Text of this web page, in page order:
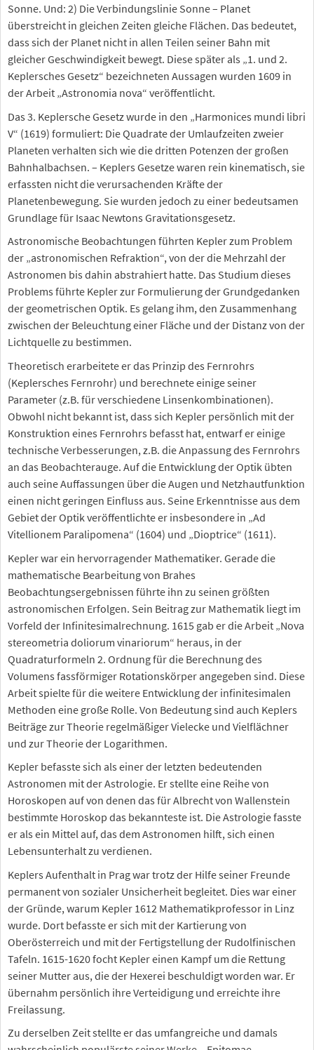
Sonne. Und: 2) Die Verbindungslinie Sonne – Planet
überstreicht in gleichen Zeiten gleiche Flächen. Das bedeutet,
dass sich der Planet nicht in allen Teilen seiner Bahn mit
gleicher Geschwindigkeit bewegt. Diese später als „1. und 2.
Keplersches Gesetz“ bezeichneten Aussagen wurden 1609 in
der Arbeit „Astronomia nova“ veröffentlicht.
Das 3. Keplersche Gesetz wurde in den „Harmonices mundi libri
V“ (1619) formuliert: Die Quadrate der Umlaufzeiten zweier
Planeten verhalten sich wie die dritten Potenzen der großen
Bahnhalbachsen. – Keplers Gesetze waren rein kinematisch, sie
erfassten nicht die verursachenden Kräfte der
Planetenbewegung. Sie wurden jedoch zu einer bedeutsamen
Grundlage für Isaac Newtons Gravitationsgesetz.
Astronomische Beobachtungen führten Kepler zum Problem
der „astronomischen Refraktion“, von der die Mehrzahl der
Astronomen bis dahin abstrahiert hatte. Das Studium dieses
Problems führte Kepler zur Formulierung der Grundgedanken
der geometrischen Optik. Es gelang ihm, den Zusammenhang
zwischen der Beleuchtung einer Fläche und der Distanz von der
Lichtquelle zu bestimmen.
Theoretisch erarbeitete er das Prinzip des Fernrohrs
(Keplersches Fernrohr) und berechnete einige seiner
Parameter (z.B. für verschiedene Linsenkombinationen).
Obwohl nicht bekannt ist, dass sich Kepler persönlich mit der
Konstruktion eines Fernrohrs befasst hat, entwarf er einige
technische Verbesserungen, z.B. die Anpassung des Fernrohrs
an das Beobachterauge. Auf die Entwicklung der Optik übten
auch seine Auffassungen über die Augen und Netzhautfunktion
einen nicht geringen Einfluss aus. Seine Erkenntnisse aus dem
Gebiet der Optik veröffentlichte er insbesondere in „Ad
Vitellionem Paralipomena“ (1604) und „Dioptrice“ (1611).
Kepler war ein hervorragender Mathematiker. Gerade die
mathematische Bearbeitung von Brahes
Beobachtungsergebnissen führte ihn zu seinen größten
astronomischen Erfolgen. Sein Beitrag zur Mathematik liegt im
Vorfeld der Infinitesimalrechnung. 1615 gab er die Arbeit „Nova
stereometria doliorum vinariorum“ heraus, in der
Quadraturformeln 2. Ordnung für die Berechnung des
Volumens fassförmiger Rotationskörper angegeben sind. Diese
Arbeit spielte für die weitere Entwicklung der infinitesimalen
Methoden eine große Rolle. Von Bedeutung sind auch Keplers
Beiträge zur Theorie regelmäßiger Vielecke und Vielflächner
und zur Theorie der Logarithmen.
Kepler befasste sich als einer der letzten bedeutenden
Astronomen mit der Astrologie. Er stellte eine Reihe von
Horoskopen auf von denen das für Albrecht von Wallenstein
bestimmte Horoskop das bekannteste ist. Die Astrologie fasste
er als ein Mittel auf, das dem Astronomen hilft, sich einen
Lebensunterhalt zu verdienen.
Keplers Aufenthalt in Prag war trotz der Hilfe seiner Freunde
permanent von sozialer Unsicherheit begleitet. Dies war einer
der Gründe, warum Kepler 1612 Mathematikprofessor in Linz
wurde. Dort befasste er sich mit der Kartierung von
Oberösterreich und mit der Fertigstellung der Rudolfinischen
Tafeln. 1615-1620 focht Kepler einen Kampf um die Rettung
seiner Mutter aus, die der Hexerei beschuldigt worden war. Er
übernahm persönlich ihre Verteidigung und erreichte ihre
Freilassung.
Zu derselben Zeit stellte er das umfangreiche und damals